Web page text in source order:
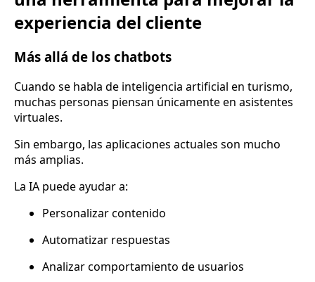
experiencia del cliente
Más allá de los chatbots
Cuando se habla de inteligencia artificial en turismo,
muchas personas piensan únicamente en asistentes
virtuales.
Sin embargo, las aplicaciones actuales son mucho
más amplias.
La IA puede ayudar a:
Personalizar contenido
Automatizar respuestas
Analizar comportamiento de usuarios